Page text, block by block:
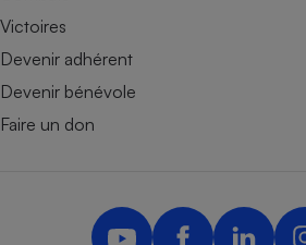
Victoires
Devenir adhérent
Devenir bénévole
Faire un don